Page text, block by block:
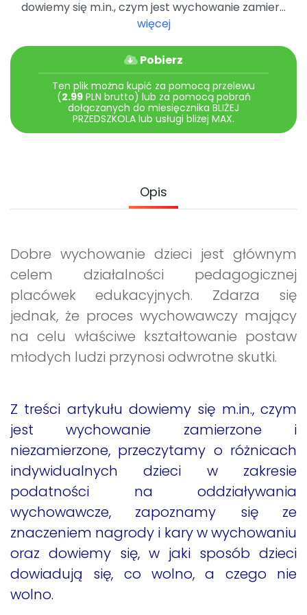
Promocje
dowiemy się m.in., czym jest wychowanie zamier...
więcej
Pobierz
Ten plik można kupić za pomocą przelewu
(2.99PLN brutto) lub za pomocą pobrań
dołączanych do miesięcznika BLIŻEJ
PRZEDSZKOLA lub usługi bliżej MAX.
Opis
Dobre wychowanie dzieci jest głównym
celem działalności pedagogicznej
placówek edukacyjnych. Zdarza się
jednak, że proces wychowawczy mający
na celu właściwe kształtowanie postaw
młodych ludzi przynosi odwrotne skutki.
Z treści artykułu dowiemy się m.in., czym
jest wychowanie zamierzone i
niezamierzone, przeczytamy o różnicach
indywidualnych dzieci w zakresie
podatności na oddziaływania
wychowawcze, zapoznamy się ze
znaczeniem nagrody i kary w wychowaniu
oraz dowiemy się, w jaki sposób dzieci
dowiadują się, co wolno, a czego nie
wolno.